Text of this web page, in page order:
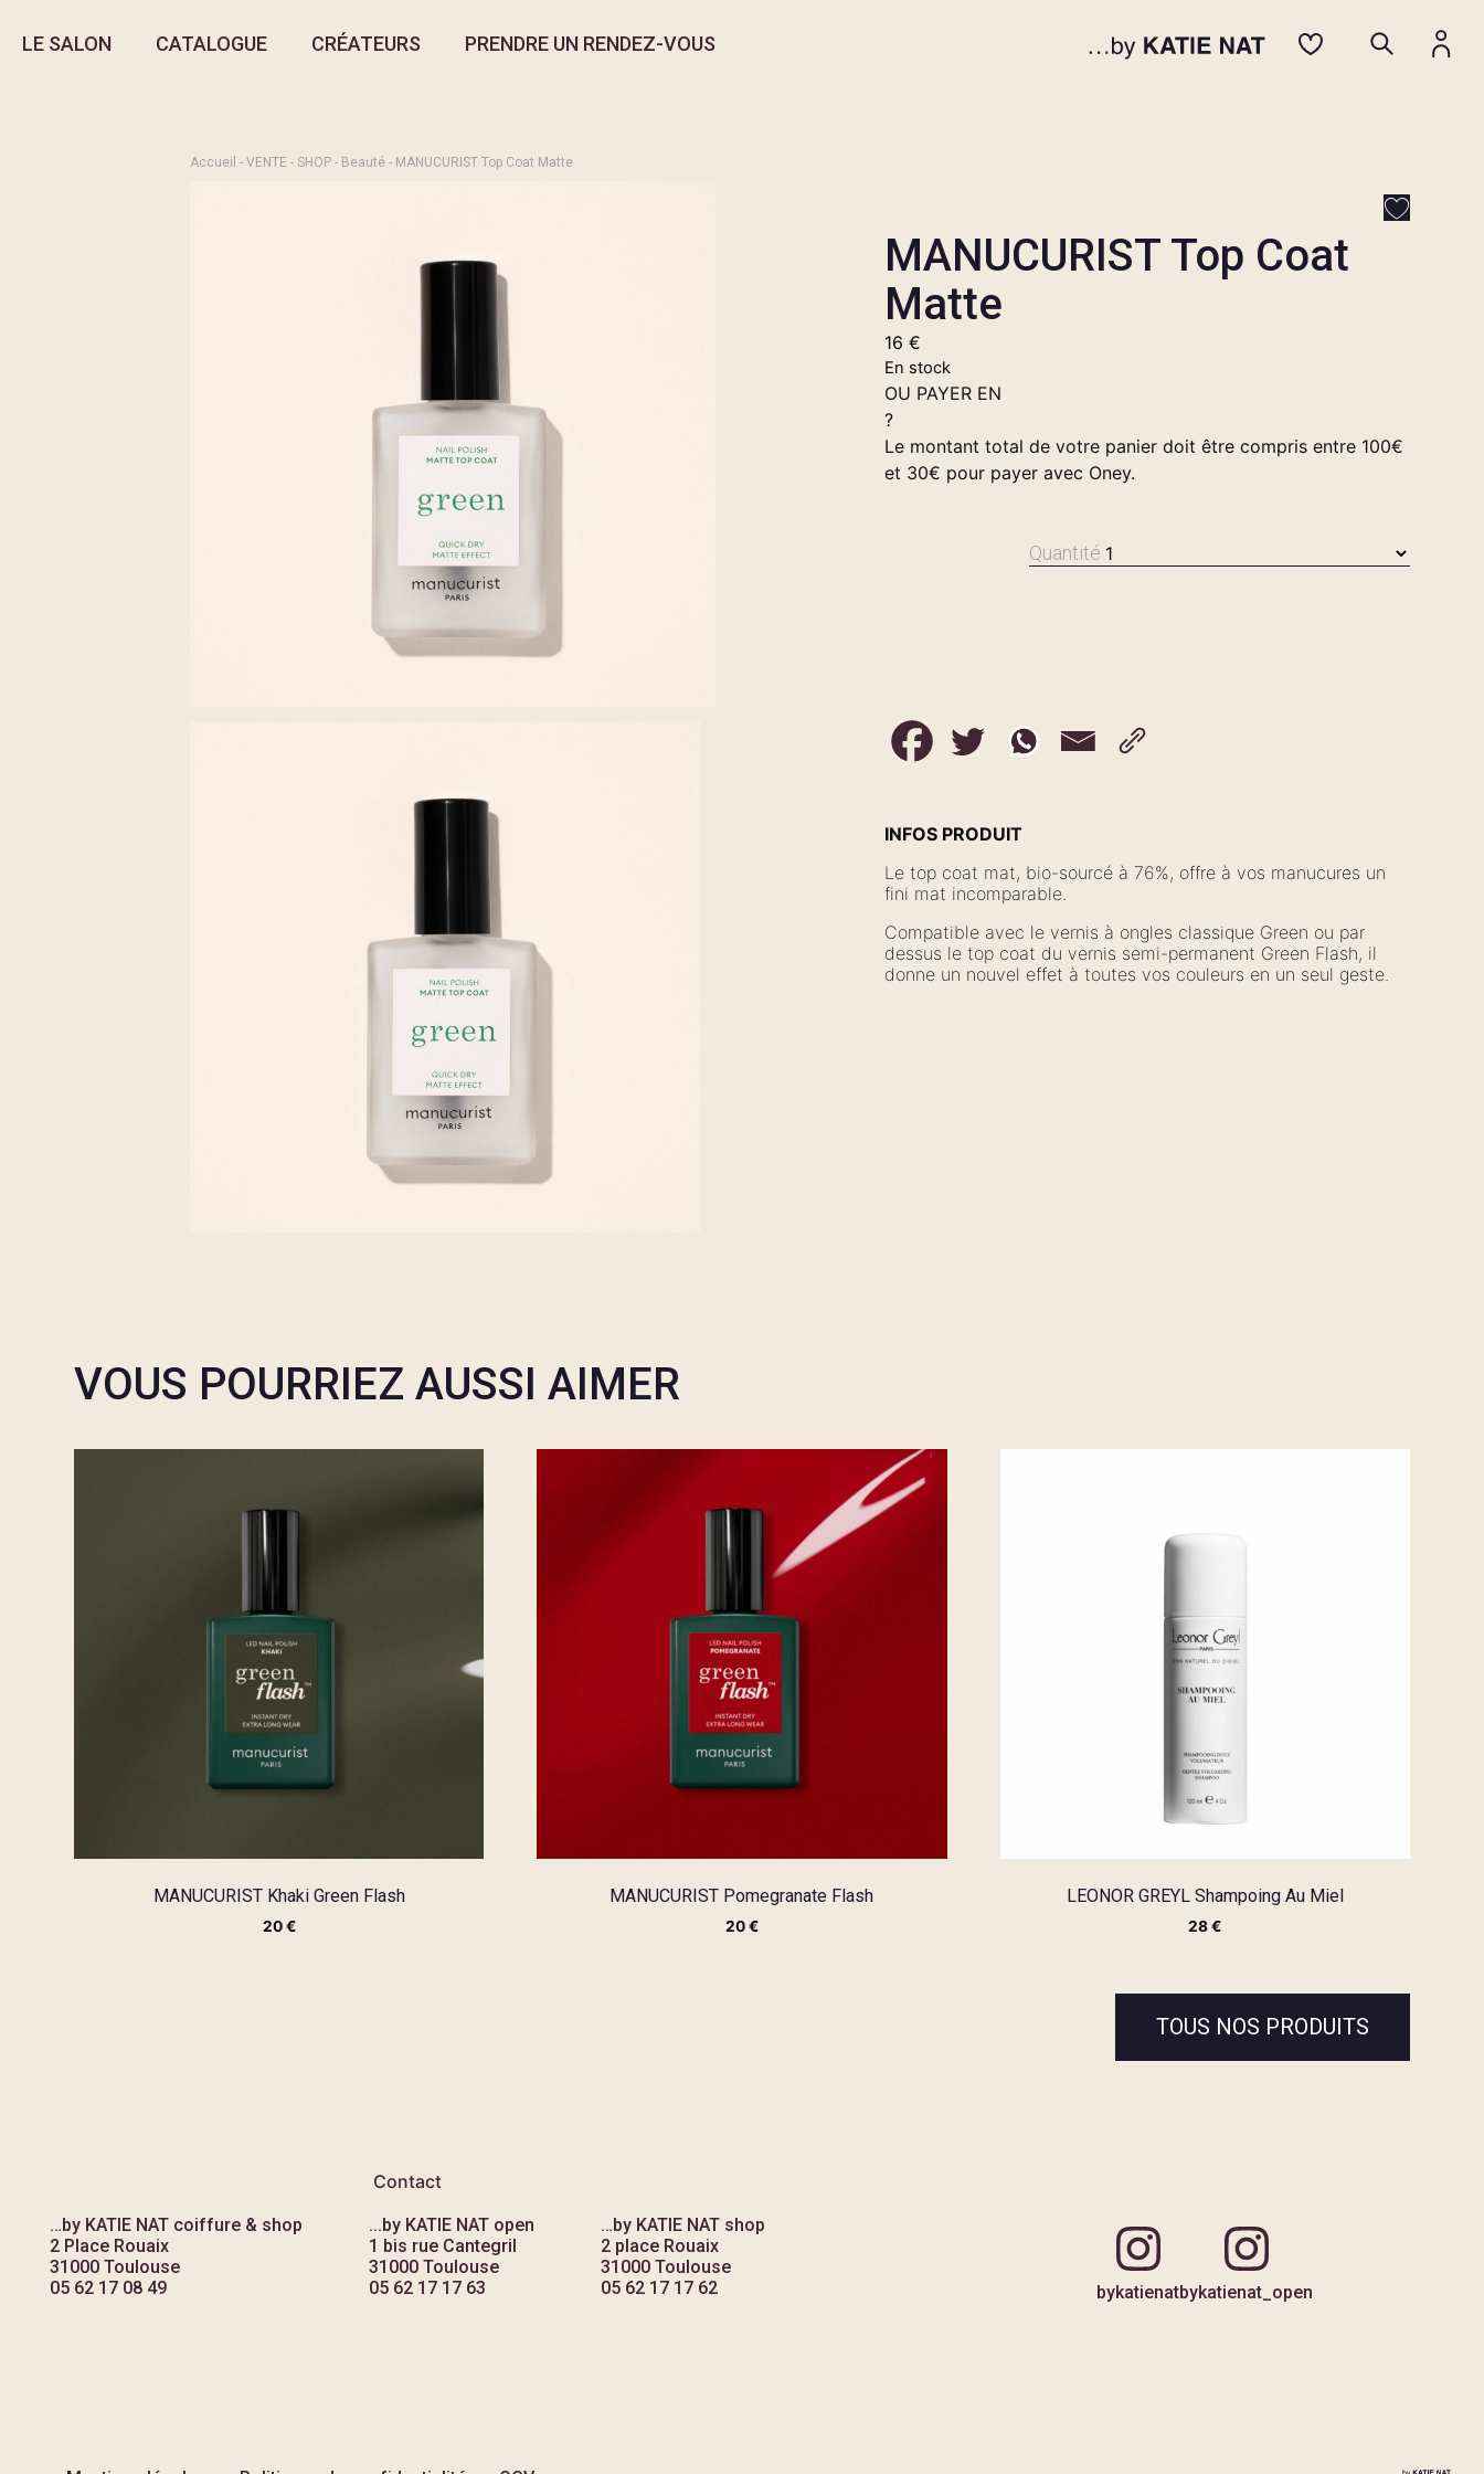
LE SALON CATALOGUE CRÉATEURS PRENDRE UN RENDEZ-VOUS
Accueil - VENTE - SHOP - Beauté - MANUCURIST Top Coat Matte
MANUCURIST Top Coat
Matte
16 €
En stock
OU PAYER EN
?
Le montant total de votre panier doit être compris entre 100€
et 30€ pour payer avec Oney.
Quantité
INFOS PRODUIT
Le top coat mat, bio-sourcé à 76%, offre à vos manucures un
fini mat incomparable.
Compatible avec le vernis à ongles classique Green ou par
dessus le top coat du vernis semi-permanent Green Flash, il
donne un nouvel effet à toutes vos couleurs en un seul geste.
VOUS POURRIEZ AUSSI AIMER
MANUCURIST Khaki Green Flash
20€
MANUCURIST Pomegranate Flash
20€
LEONOR GREYL Shampoing Au Miel
28€
TOUS NOS PRODUITS
Contact
…by KATIE NAT coiffure & shop
2 Place Rouaix
31000 Toulouse
05 62 17 08 49
...by KATIE NAT open
1 bis rue Cantegril
31000 Toulouse
05 62 17 17 63
…by KATIE NAT shop
2 place Rouaix
31000 Toulouse
05 62 17 17 62
bykatienatbykatienat_open